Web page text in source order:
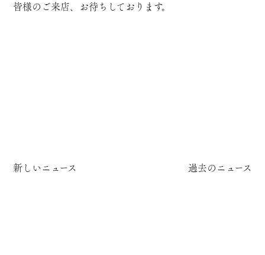
皆様のご来店、お待ちしております。
新しいニュース 過去のニュース